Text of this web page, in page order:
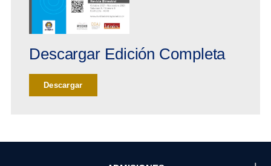
Descargar Edición Completa
Descargar